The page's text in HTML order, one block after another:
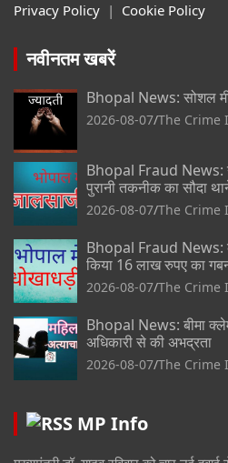
Privacy Policy | Cookie Policy
नवीनतम खबरें
Bhopal News: सोशल
2026-08-07 The Crime
Bhopal Fraud News:
पुरानी तकनीक का सौदा
2026-08-07 The Crime
Bhopal Fraud News:
किया 16 लाख रुपए का
2026-08-07 The Crime
Bhopal News: बीमा
अधिकारी से की अभद्रता
2026-08-07 The Crime
MP Info